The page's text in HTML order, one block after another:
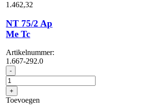
1.462,32
NT 75/2 Ap
Me Tc
Artikelnummer:
1.667-292.0
- NT
75/2
Ap
Me
Tc
+
Toevoegen